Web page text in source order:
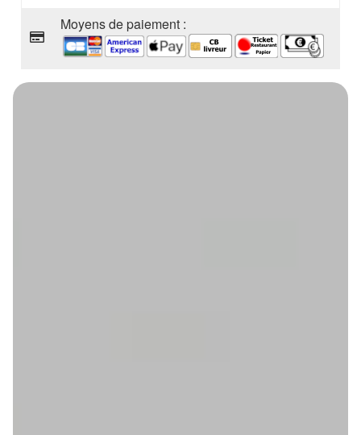
Moyens de paiement :